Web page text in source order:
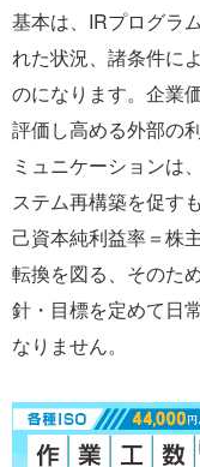
基本は、IRプログラ
れた状況、諸条件に
のになります。企業
評価し高める外部の
ミュニケーションは
ステム再構築を促す
己資本純利益率＝株
転換を図る、そのた
針・目標を定めて日
なりません。